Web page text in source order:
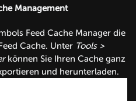
Management
Feed Cache Manager die
Cache. Unter Tools >
können Sie Ihren Cache ganz
und herunterladen.